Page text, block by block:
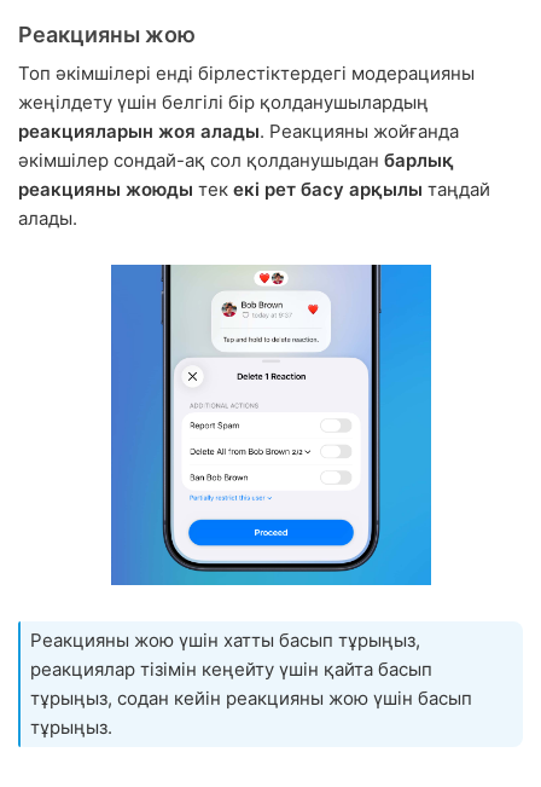
Реакцияны жою
Топ әкімшілері енді бірлестіктердегі модерацияны
жеңілдету үшін белгілі бір қолданушылардың
реакцияларын жоя алады. Реакцияны жойғанда
әкімшілер сондай-ақ сол қолданушыдан барлық
реакцияны жоюды тек екі рет басу арқылы таңдай
алады.
Реакцияны жою үшін хатты басып тұрыңыз,
реакциялар тізімін кеңейту үшін қайта басып
тұрыңыз, содан кейін реакцияны жою үшін басып
тұрыңыз.